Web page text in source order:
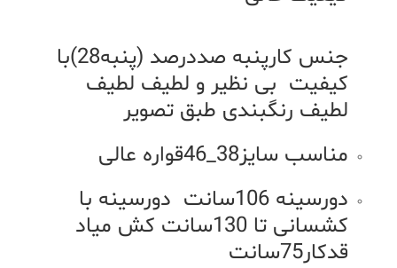
جنس کارپنبه صددرصد (پنبه28)با
کیفیت بی نظیر و لطیف لطیف
لطیف رنگبندی طبق تصویر
مناسب سایز38_46قواره عالی
دورسینه 106سانت دورسینه با
کشسانی تا 130سانت کش میاد
قدکار75سانت